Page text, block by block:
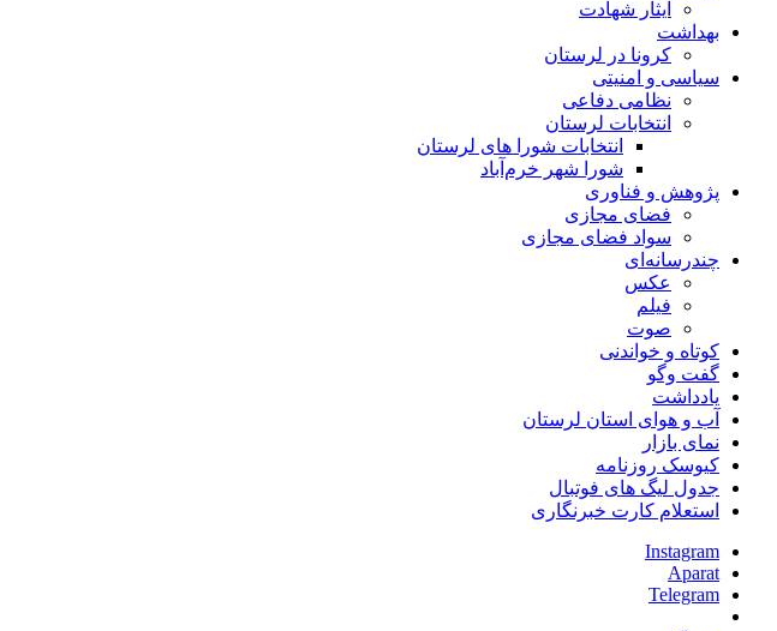
ایثار شهادت
بهداشت
کرونا در لرستان
سیاسی و امنیتی
نظامی دفاعی
انتخابات لرستان
انتخابات شورا های لرستان
شورا شهر خرم‌آباد
پژوهش و فناوری
فضای مجازی
سواد فضای مجازی
چندرسانه‌ای
عكس
فیلم
صوت
کوتاه و خواندنی
گفت وگو
یادداشت
آب و هوای استان لرستان
نمای بازار
کیوسک روزنامه
جدول لیگ های فوتبال
استعلام کارت خبرنگاری
Instagram
Aparat
Telegram